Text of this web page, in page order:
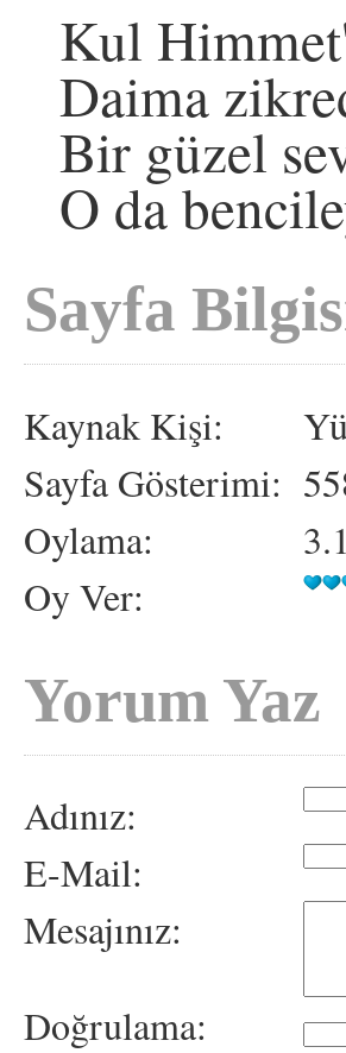
Kul
Daima
Bir güzel
O da
Sayfa
Kaynak Kişi:
Sayfa Gösterimi:
Oylama:
Oy Ver:
Yorum Yaz
Adınız:
E-Mail:
Mesajınız:
Doğrulama: